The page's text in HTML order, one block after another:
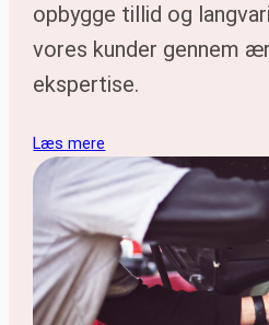
opbygge tillid og
vores kunder gennem
ekspertise.
Læs mere